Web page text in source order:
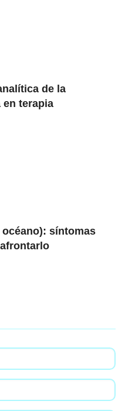
de la
terapia
síntomas